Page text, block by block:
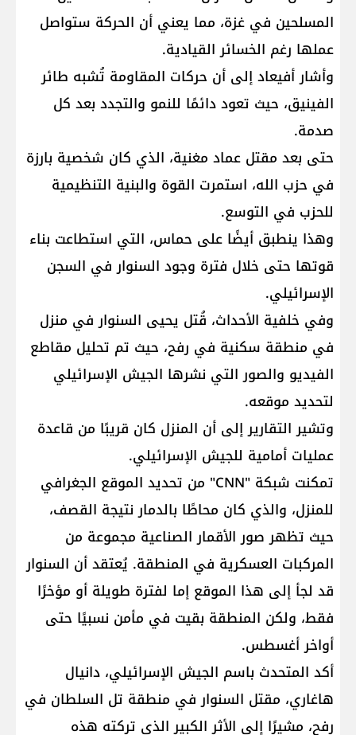
المسلحين في غزة، مما يعني أن الحركة ستواصل
عملها رغم الخسائر القيادية.
وأشار أفيعاد إلى أن حركات المقاومة تُشبه طائر
الفينيق، حيث تعود دائمًا للنمو والتجدد بعد كل
صدمة.
حتى بعد مقتل عماد مغنية، الذي كان شخصية بارزة
في حزب الله، استمرت القوة والبنية التنظيمية
للحزب في التوسع.
وهذا ينطبق أيضًا على حماس، التي استطاعت بناء
قوتها حتى خلال فترة وجود السنوار في السجن
الإسرائيلي.
وفي خلفية الأحداث، قُتل يحيى السنوار في منزل
في منطقة سكنية في رفح، حيث تم تحليل مقاطع
الفيديو والصور التي نشرها الجيش الإسرائيلي
لتحديد موقعه.
وتشير التقارير إلى أن المنزل كان قريبًا من قاعدة
عمليات أمامية للجيش الإسرائيلي.
تمكنت شبكة "CNN" من تحديد الموقع الجغرافي
للمنزل، والذي كان محاطًا بالدمار نتيجة القصف،
حيث تظهر صور الأقمار الصناعية مجموعة من
المركبات العسكرية في المنطقة. يُعتقد أن السنوار
قد لجأ إلى هذا الموقع إما لفترة طويلة أو مؤخرًا
فقط، ولكن المنطقة بقيت في مأمن نسبيًا حتى
أواخر أغسطس.
أكد المتحدث باسم الجيش الإسرائيلي، دانيال
هاغاري، مقتل السنوار في منطقة تل السلطان في
رفح، مشيرًا إلى الأثر الكبير الذي تركته هذه